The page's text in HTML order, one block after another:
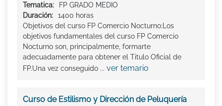
Tematica:
FP GRADO MEDIO
Duración:
1400 horas
Objetivos del curso FP Comercio Nocturno:Los
objetivos fundamentales del curso FP Comercio
Nocturno son, principalmente, formarte
adecuadamente para obtener el Titulo Oficial de
FP.Una vez conseguido ... ver temario
Curso de Estilismo y Dirección de Peluquería